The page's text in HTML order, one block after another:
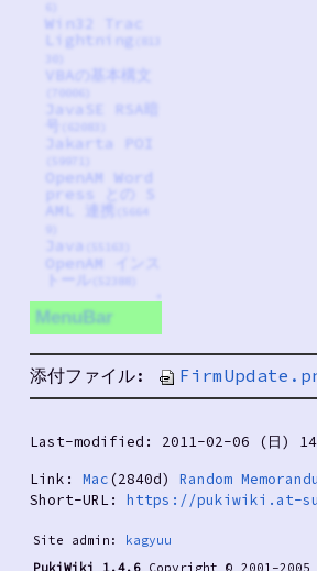
Win32 Trac
Lightning
VBAの基本構文
JavaSE RSA暗
号
Jakarta POI
OpenAM Word
press との S
AML 連携
Java
OpenAM インス
トール
MenuBar
添付ファイル:
Last-modified: 2011-02-06 (日)
Link: Mac (2840d) Random
Short-URL: https://pukiwiki.at-
Site admin:
kagyuu